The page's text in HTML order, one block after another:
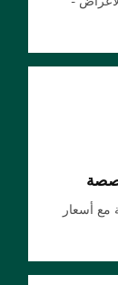
مع أسعار